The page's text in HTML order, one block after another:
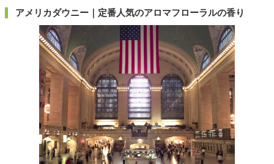
アメリカダウニー｜定番人気のアロマフローラルの香り